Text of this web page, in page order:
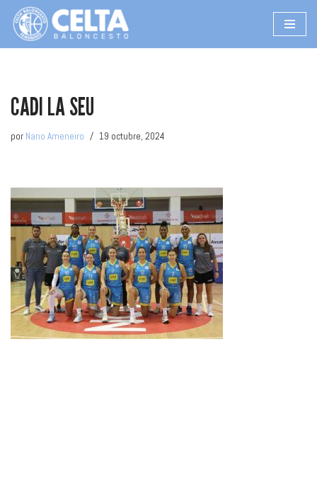
Saltar
CADI LA SEU
por Nano Ameneiro 19 octubre, 2024